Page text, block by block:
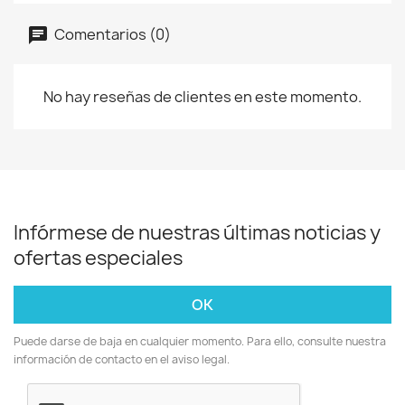
Comentarios (0)
No hay reseñas de clientes en este momento.
Infórmese de nuestras últimas noticias y
ofertas especiales
Puede darse de baja en cualquier momento. Para ello, consulte nuestra
información de contacto en el aviso legal.